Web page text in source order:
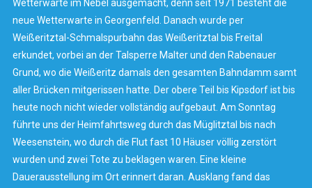
Wetterwarte im Nebel ausgemacht, denn seit 1971 besteht die
neue Wetterwarte in Georgenfeld. Danach wurde per
Weißeritztal-Schmalspurbahn das Weißeritztal bis Freital
erkundet, vorbei an der Talsperre Malter und den Rabenauer
Grund, wo die Weißeritz damals den gesamten Bahndamm samt
aller Brücken mitgerissen hatte. Der obere Teil bis Kipsdorf ist bis
heute noch nicht wieder vollständig aufgebaut. Am Sonntag
führte uns der Heimfahrtsweg durch das Müglitztal bis nach
Weesenstein, wo durch die Flut fast 10 Häuser völlig zerstört
wurden und zwei Tote zu beklagen waren. Eine kleine
Dauerausstellung im Ort erinnert daran. Ausklang fand das